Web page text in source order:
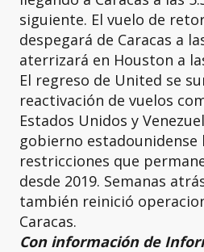
siguiente. El vuelo de
despegará de Caracas a
aterrizará en Houston a
El regreso de United se
reactivación de vuelos
Estados Unidos y
gobierno estadounidense
restricciones que
desde 2019. Semanas
también reinició
Caracas.
Con información de